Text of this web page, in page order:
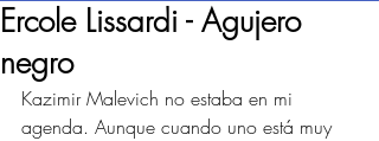
Ercole Lissardi - Agujero
negro
Kazimir Malevich no estaba en mi
agenda. Aunque cuando uno está muy